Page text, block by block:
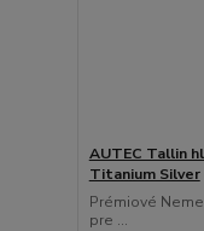
AUTEC Tallin
Titanium Silver
Prémiové
pre ...